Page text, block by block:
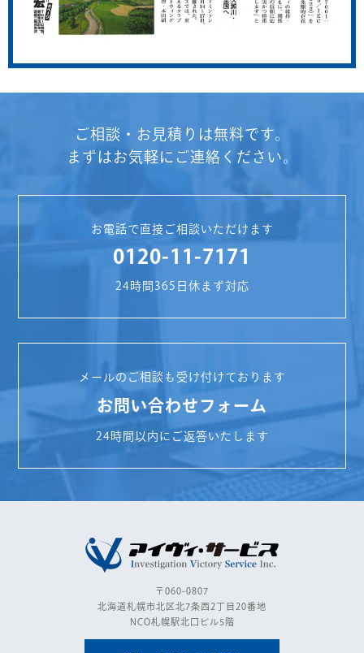
ご相談・お見積りは無料です。
まずはお気軽にご連絡ください。
お電話で直接ご相談いただけます
0120-11-7171
24時間365日休まず対応
メールのご相談も受け付けております
お問い合わせフォーム
24時間以内にご返答いたします
〒060-0807
北海道札幌市北区北7条西2丁目20番地
NCO札幌駅北口ビル5階